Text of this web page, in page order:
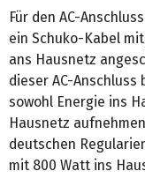
Für den AC-
ein Schuko-Kabel
ans Hausnetz
dieser AC-
sowohl Energie ins
Hausnetz
deutschen
mit 800 Watt ins